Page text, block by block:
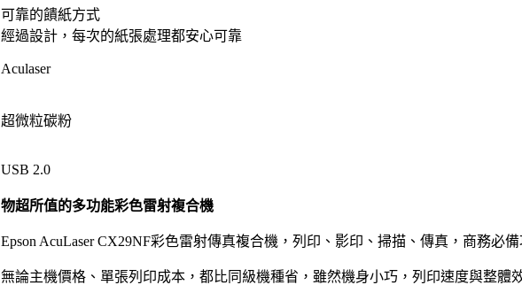
可靠的饋紙方式
經過設計，每次的紙張處理都安心可靠
Aculaser
超微粒碳粉
USB 2.0
物超所值的多功能彩色雷射複合機
Epson AcuLaser CX29NF彩色雷射傳真複合機，列印、影印、掃描、傳真，商務必備
無論主機價格、單張列印成本，都比同級機種省，雖然機身小巧，列印速度與整體